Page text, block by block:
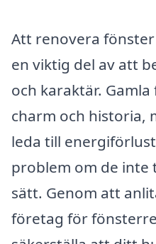
Att renovera fönster
en viktig del av att
och karaktär.
charm och historia,
leda till
problem om de inte
sätt. Genom att
företag för